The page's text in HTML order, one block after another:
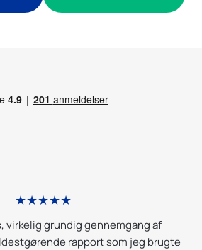
★★★★★
god, konstruktiv og oplysende dialog
Byggerådgivning. Meget grundig og